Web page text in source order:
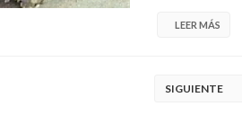
LEER MÁS
SIGUIENTE